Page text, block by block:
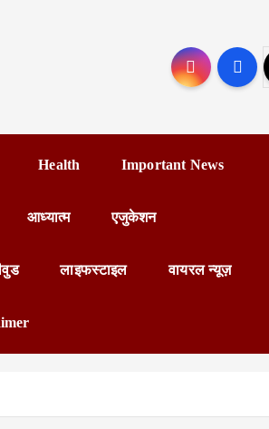
Health Important News
आध्यात्म एजुकेशन
लाइफस्टाइल वायरल न्यूज़